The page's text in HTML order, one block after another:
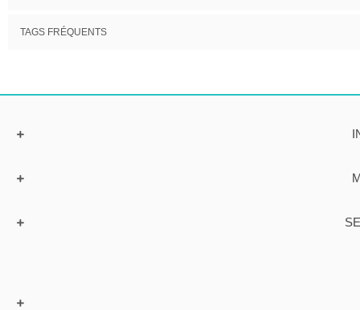
TAGS FRÉQUENTS